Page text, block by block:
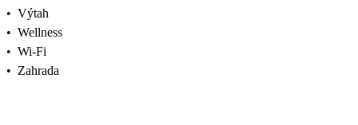
• Výtah
• Wellness
• Wi-Fi
• Zahrada